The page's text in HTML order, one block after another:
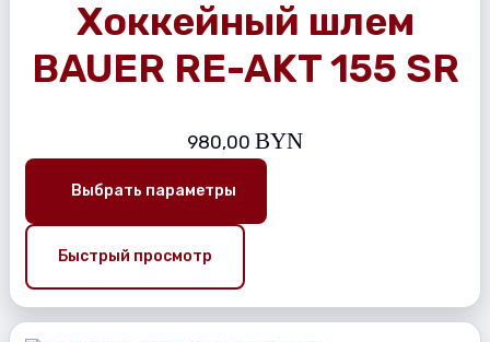
Хоккейный шлем
BAUER RE-AKT 155 SR
980,00 BYN
Выбрать параметры
Быстрый просмотр